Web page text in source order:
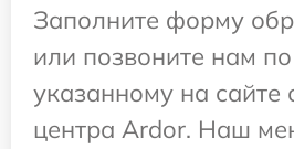
Заполните форму
или позвоните нам
указанному на сайте
центра Ardor. Наш